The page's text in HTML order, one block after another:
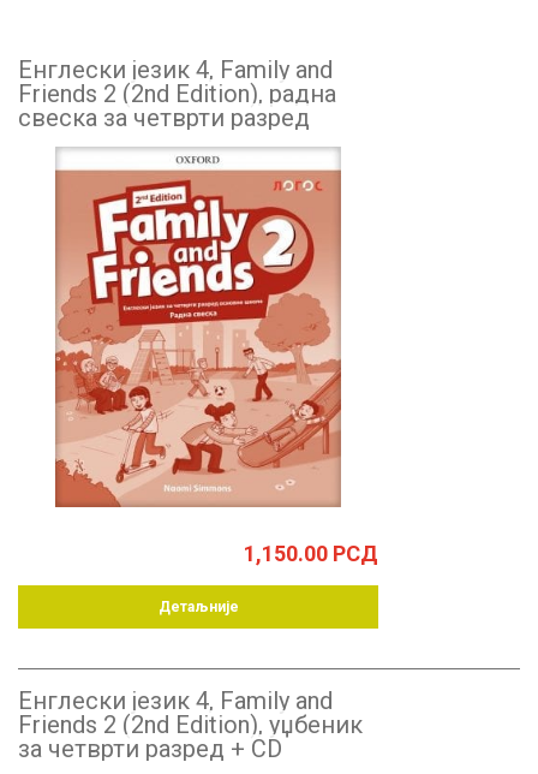
Енглески језик 4, Family and
Friends 2 (2nd Edition), радна
свеска за четврти разред
1,150.00 РСД
Детаљније
Енглески језик 4, Family and
Friends 2 (2nd Edition), уџбеник
за четврти разред + CD